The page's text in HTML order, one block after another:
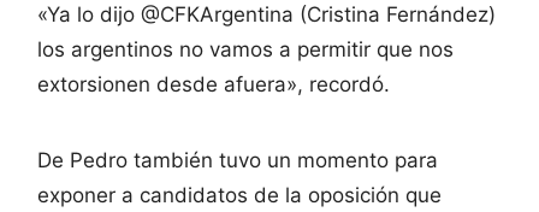
«Ya lo dijo @CFKArgentina (Cristina Fernández)
los argentinos no vamos a permitir que nos
extorsionen desde afuera», recordó.
De Pedro también tuvo un momento para
exponer a candidatos de la oposición que